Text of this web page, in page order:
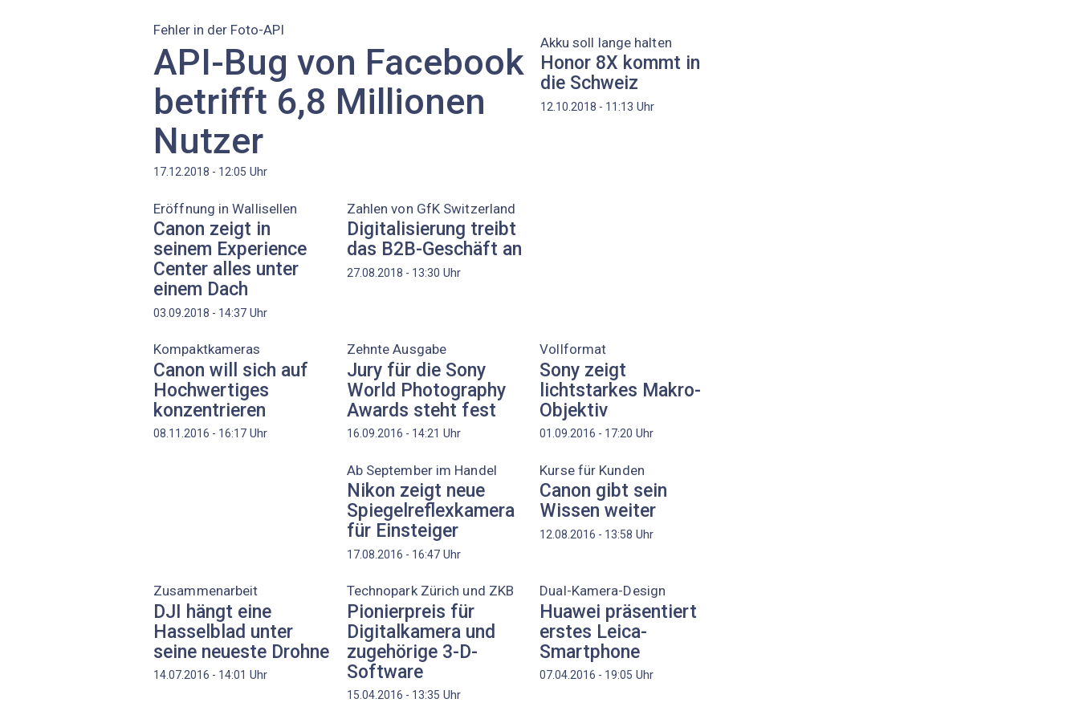
Fehler in der Foto-API
API-Bug von Facebook
betrifft 6,8 Millionen
Nutzer
17.12.2018 - 12:05 Uhr
Akku soll lange halten
Honor 8X kommt in
die Schweiz
12.10.2018 - 11:13 Uhr
Eröffnung in Wallisellen
Canon zeigt in
seinem Experience
Center alles unter
einem Dach
03.09.2018 - 14:37 Uhr
Zahlen von GfK Switzerland
Digitalisierung treibt
das B2B-Geschäft an
27.08.2018 - 13:30 Uhr
Kompaktkameras
Canon will sich auf
Hochwertiges
konzentrieren
08.11.2016 - 16:17 Uhr
Zehnte Ausgabe
Jury für die Sony
World Photography
Awards steht fest
16.09.2016 - 14:21 Uhr
Vollformat
Sony zeigt
lichtstarkes Makro-
Objektiv
01.09.2016 - 17:20 Uhr
Ab September im Handel
Nikon zeigt neue
Spiegelreflexkamera
für Einsteiger
17.08.2016 - 16:47Uhr
Kurse für Kunden
Canon gibt sein
Wissen weiter
12.08.2016 - 13:58 Uhr
Zusammenarbeit
DJI hängt eine
Hasselblad unter
seine neueste Drohne
14.07.2016 - 14:01 Uhr
Technopark Zürich und ZKB
Pionierpreis für
Digitalkamera und
zugehörige 3-D-
Software
15.04.2016 - 13:35 Uhr
Dual-Kamera-Design
Huawei präsentiert
erstes Leica-
Smartphone
07.04.2016 - 19:05 Uhr